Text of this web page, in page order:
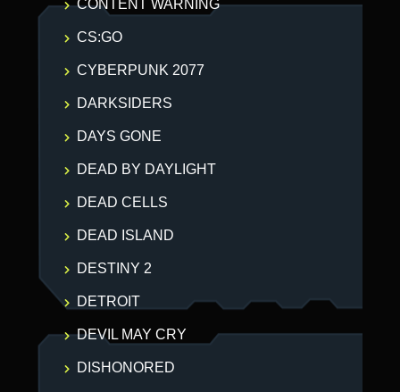
CONTENT WARNING
CS:GO
CYBERPUNK 2077
DARKSIDERS
DAYS GONE
DEAD BY DAYLIGHT
DEAD CELLS
DEAD ISLAND
DESTINY 2
DETROIT
DEVIL MAY CRY
DISHONORED